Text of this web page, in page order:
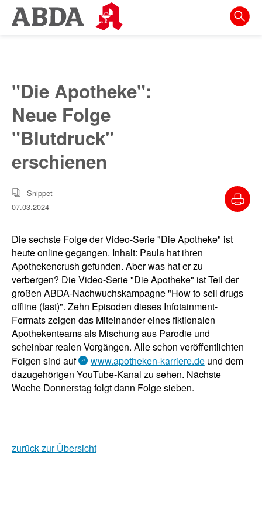
Springe
direkt
zur
Meta-
Navigation
Inhalt
zur
Suche
"Die Apotheke":
Neue Folge
"Blutdruck"
erschienen
Snippet
07.03.2024
Die sechste Folge der Video-Serie "Die Apotheke" ist
heute online gegangen. Inhalt: Paula hat ihren
Apothekencrush gefunden. Aber was hat er zu
verbergen? Die Video-Serie "Die Apotheke" ist Teil der
großen ABDA-Nachwuchskampagne "How to sell drugs
offline (fast)". Zehn Episoden dieses Infotainment-
Formats zeigen das Miteinander eines fiktionalen
Apothekenteams als Mischung aus Parodie und
scheinbar realen Vorgängen. Alle schon veröffentlichten
Folgen sind auf
www.apotheken-karriere.deund dem
dazugehörigen YouTube-Kanal zu sehen. Nächste
Woche Donnerstag folgt dann Folge sieben.
zurück zur Übersicht